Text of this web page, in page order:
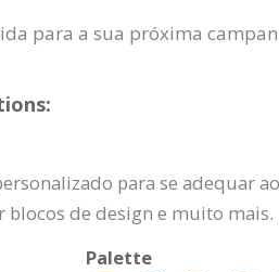
para a sua próxima
para se adequar
blocos de design e muito mais.
Palette